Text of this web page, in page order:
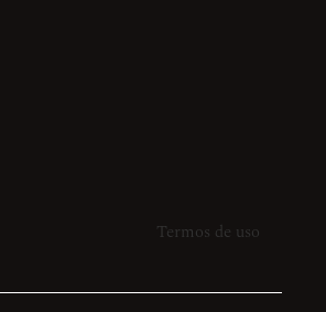
Termos de uso